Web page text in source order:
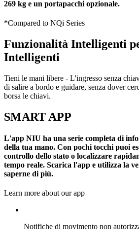
269 kg e un portapacchi opzionale.
*Compared to NQi Series
Funzionalità Intelligenti
Intelligenti
Tieni le mani libere - L'ingresso senza
di salire a bordo e guidare, senza dover
borsa le chiavi.
SMART APP
L'app NIU ha una serie completa di
della tua mano. Con pochi tocchi puoi
controllo dello stato o localizzare
tempo reale. Scarica l'app e utilizza la
saperne di più.
Learn more about our app
Notifiche di movimento non